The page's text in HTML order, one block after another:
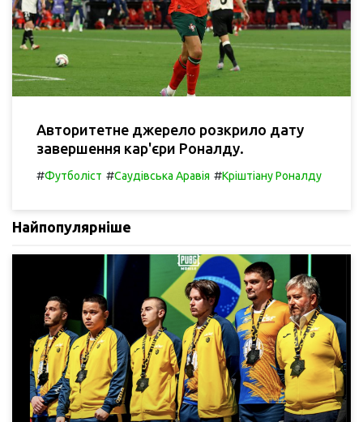
Авторитетне джерело розкрило дату
завершення кар'єри Роналду.
#Футболіст #Саудівська Аравія #Кріштіану Роналду
Найпопулярніше